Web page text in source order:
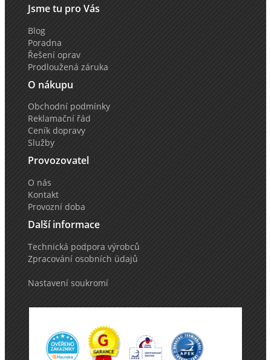
Jsme tu pro Vás
Blog
Poradna
Řešení oprav
Prodloužená záruka
O nákupu
Obchodní podmínky
Reklamační řád
Ceník dopravy
Služby
Provozovatel
O nás
Kontakt
Provozní doba
Další informace
Technická podpora výrobců
Zpracování osobních údajů
Nastavení soukromí